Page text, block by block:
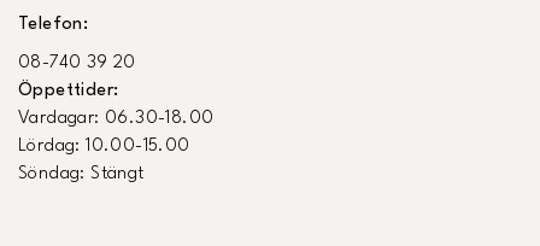
Telefon:
08-740 39 20
Öppettider:
Vardagar: 06.30-18.00
Lördag: 10.00-15.00
Söndag: Stängt